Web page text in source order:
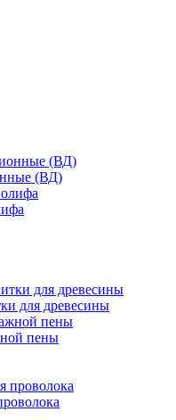
(ВД)
для древесины
пены